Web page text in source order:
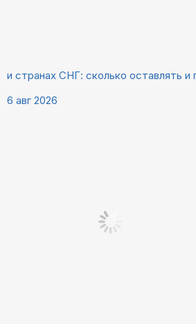
и странах СНГ: сколько оставлять и
6 авг 2026